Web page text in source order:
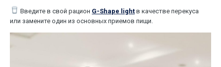
Введите в свой рацион G-Shape light в качестве перекуса
или замените один из основных приемов пищи.